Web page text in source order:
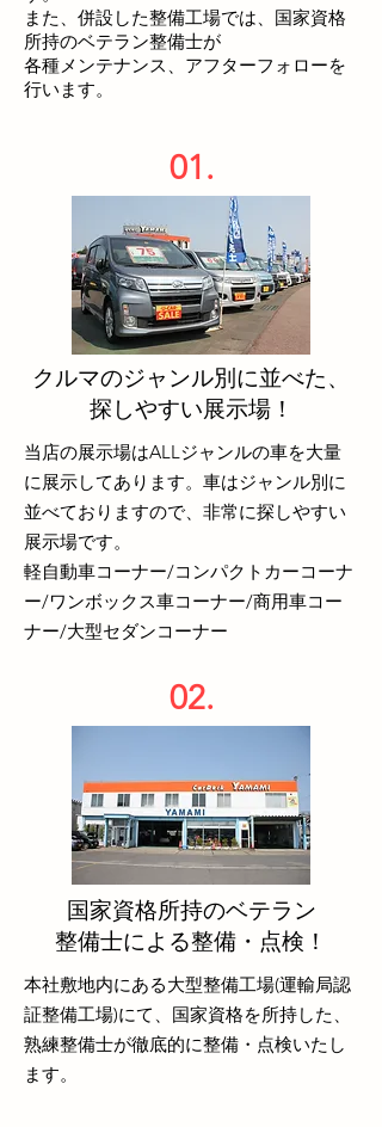
また、併設した整備工場では、国家資格
所持のベテラン整備士が
​各種メンテナンス、アフターフォローを
行います。
01.
クルマのジャンル別に並べた、
​探しやすい展示場！
当店の展示場はALLジャンルの車を大量
に展示してあります。車はジャンル別に
並べておりますので、非常に探しやすい
展示場です。
​軽自動車コーナー/コンパクトカーコーナ
ー/ワンボックス車コーナー/商用車コー
ナー/大型セダンコーナー
02.
国家資格所持のベテラン
​整備士による整備・点検！
本社敷地内にある大型整備工場(運輸局認
証整備工場)にて、国家資格を所持した、
熟練整備士が徹底的に整備・点検いたし
ます。